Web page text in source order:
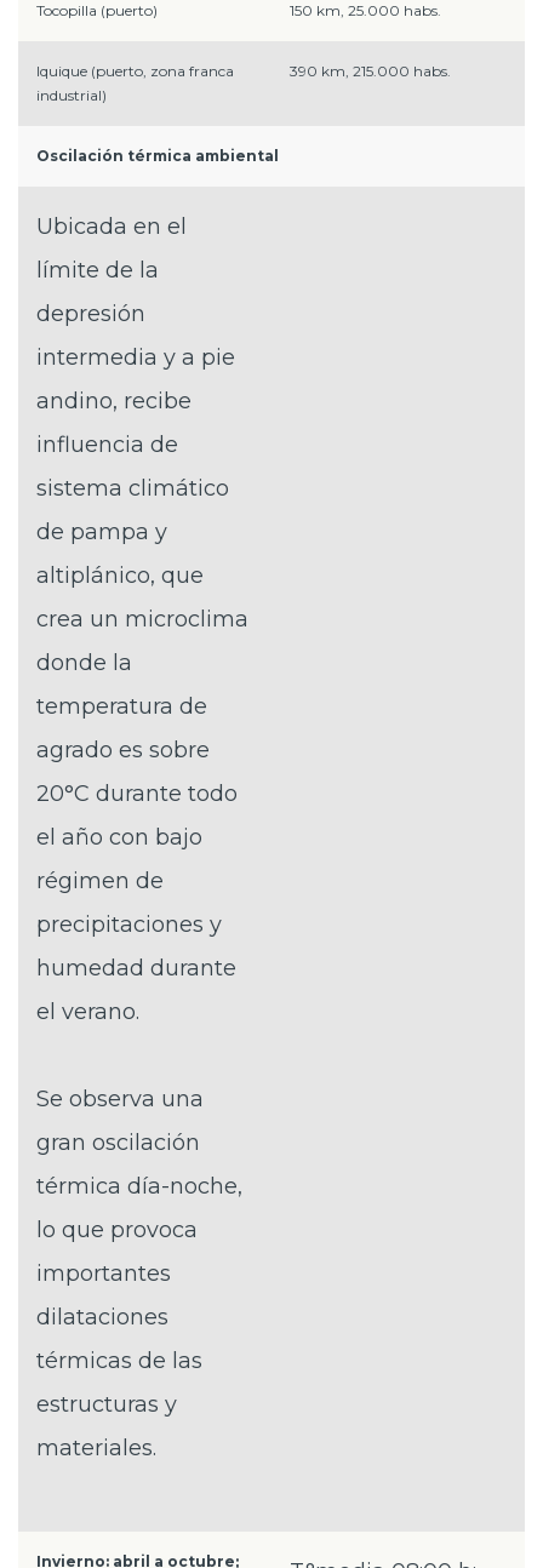
Tocopilla (puerto) 150 km, 25.000 habs.
Iquique (puerto, zona franca
industrial)
390 km, 215.000 habs.
Oscilación térmica ambiental
Ubicada en el
límite de la
depresión
intermedia y a pie
andino, recibe
influencia de
sistema climático
de pampa y
altiplánico, que
crea un microclima
donde la
temperatura de
agrado es sobre
20°C durante todo
el año con bajo
régimen de
precipitaciones y
humedad durante
el verano.
Se observa una
gran oscilación
térmica día-noche,
lo que provoca
importantes
dilataciones
térmicas de las
estructuras y
materiales.
Invierno: abril a octubre;